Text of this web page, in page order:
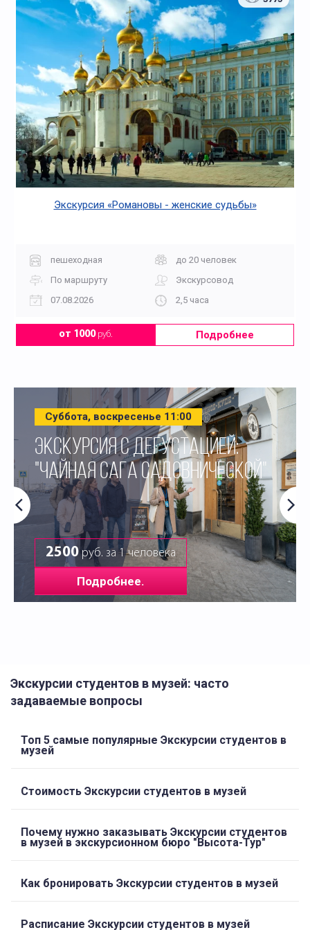
Экскурсия «Романовы - женские судьбы»
пешеходная
до 20 человек
По маршруту
Экскурсовод
07.08.2026
2,5 часа
от 1000руб. Подробнее
Суббота, воскресенье 11:00
ЭКСКУРСИЯ С ДЕГУСТАЦИЕЙ:
"ЧАЙНАЯ САГА САДОВНИЧЕСКОЙ"
2500руб. за 1 человека
Подробнее.
Экскурсии студентов в музей: часто
задаваемые вопросы
Топ 5 самые популярные Экскурсии студентов в
музей
Стоимость Экскурсии студентов в музей
Почему нужно заказывать Экскурсии студентов
в музей в экскурсионном бюро "Высота-Тур"
Как бронировать Экскурсии студентов в музей
Расписание Экскурсии студентов в музей